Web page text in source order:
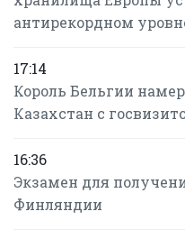
антирекордном
17:14
Король Бельгии
Казахстан с
16:36
Экзамен для
Финляндии